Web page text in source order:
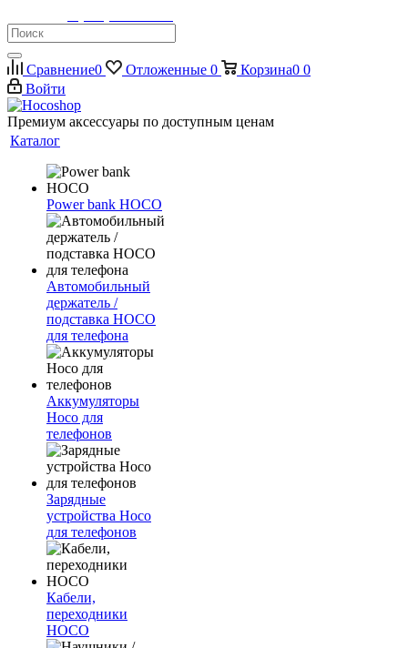
Сравнение0 Отложенные 0 Корзина0 0
Войти
Премиум аксессуары по доступным ценам
Каталог
Power bank HOCO
Автомобильный
держатель /
подставка HOCO
для телефона
Аккумуляторы
Hoco для
телефонов
Зарядные
устройства Hoco
для телефонов
Кабели,
переходники
HOCO